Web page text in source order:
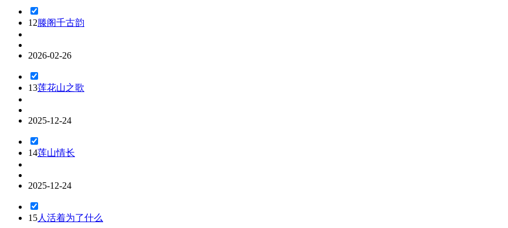
12滕阁千古韵
2026-02-26
13莲花山之歌
2025-12-24
14莲山情长
2025-12-24
15人活着为了什么